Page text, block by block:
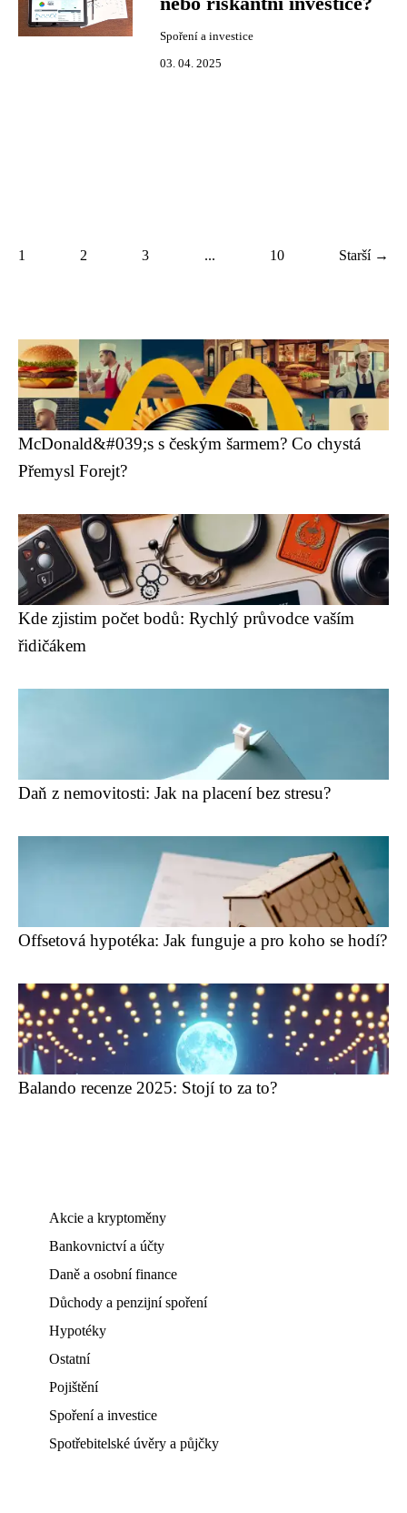
Spoření a investice
03. 04. 2025
1 2 3 ... 10 Starší →
McDonald&#039;s s českým šarmem? Co chystá
Přemysl Forejt?
Kde zjistim počet bodů: Rychlý průvodce vaším
řidičákem
Daň z nemovitosti: Jak na placení bez stresu?
Offsetová hypotéka: Jak funguje a pro koho se hodí?
Balando recenze 2025: Stojí to za to?
Akcie a kryptoměny
Bankovnictví a účty
Daně a osobní finance
Důchody a penzijní spoření
Hypotéky
Ostatní
Pojištění
Spoření a investice
Spotřebitelské úvěry a půjčky